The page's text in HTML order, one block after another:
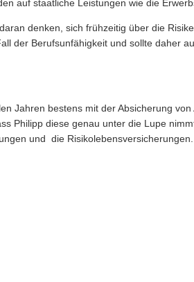
auf staatliche Leistungen wie die
denken, sich frühzeitig über die
der Berufsunfähigkeit und sollte daher
Jahren bestens mit der Absicherung
Philipp diese genau unter die Lupe
und die Risikolebensversicherungen.